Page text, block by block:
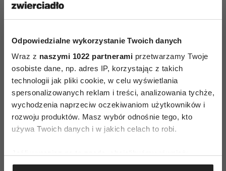
Odpowiedzialne wykorzystanie Twoich danych
Wraz z naszymi 1022 partnerami przetwarzamy Twoje
osobiste dane, np. adres IP, korzystając z takich
technologii jak pliki cookie, w celu wyświetlania
spersonalizowanych reklam i treści, analizowania tychże,
wychodzenia naprzeciw oczekiwaniom użytkowników i
rozwoju produktów. Masz wybór odnośnie tego, kto
używa Twoich danych i w jakich celach to robi.
Gromadzić dane dotyczące Twojej lokalizacji
Dobkowskagodz. 17.30,
KINO.LAB– wyklad Anny
Łazar:Kto gra ze sztuką
współczesną w Ukrainie.
Wybrane zmiany w
infrastrukturze i praktykach
artystycznych w ostatnim
dwudziestoleciu.godz. 19.30–